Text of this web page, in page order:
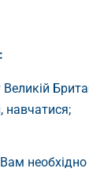
навчатися;